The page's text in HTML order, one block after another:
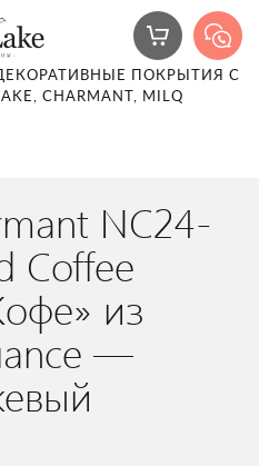
ПОКРЫТИЯ С
CHARMANT, MILQ
NC24-
Coffee
из
—